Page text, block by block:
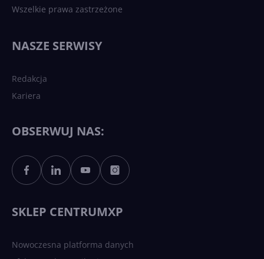
Wszelkie prawa zastrzeżone
NASZE SERWISY
Redakcja
Kariera
OBSERWUJ NAS:
SKLEP CENTRUMXP
Nowoczesna platforma danych